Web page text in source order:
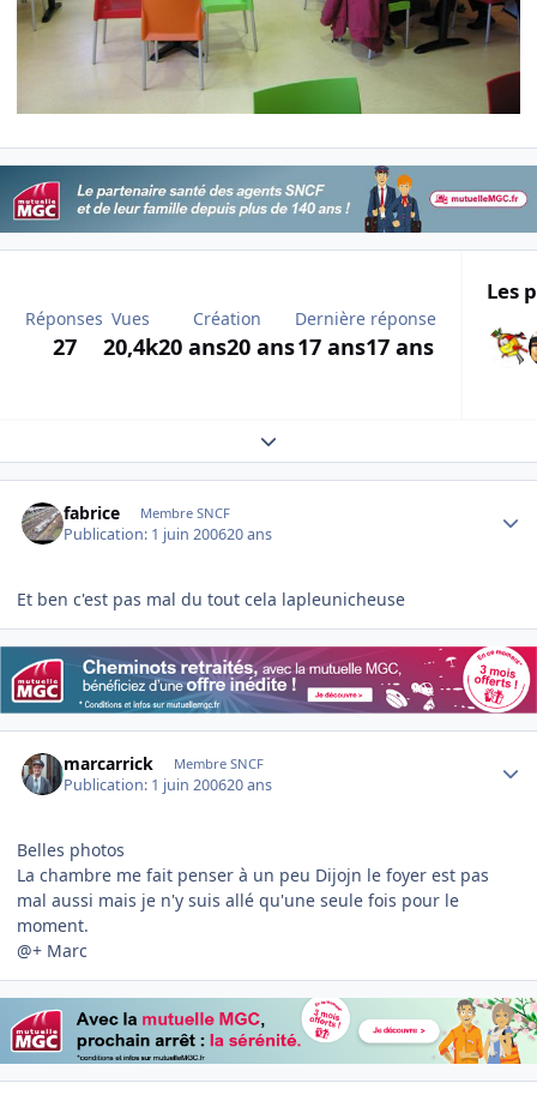
Réponses
27
Vues
20,4k
Création
20 ans20 ans
Dernière réponse
17 ans17 ans
Les
Expand topic overview
fabrice Membre SNCF
Publication: 1 juin 200620 ans
Et ben c'est pas mal du tout cela lapleunicheuse
marcarrick Membre SNCF
Publication: 1 juin 200620 ans
Belles photos
La chambre me fait penser à un peu Dijojn le foyer est pas
mal aussi mais je n'y suis allé qu'une seule fois pour le
moment.
@+ Marc